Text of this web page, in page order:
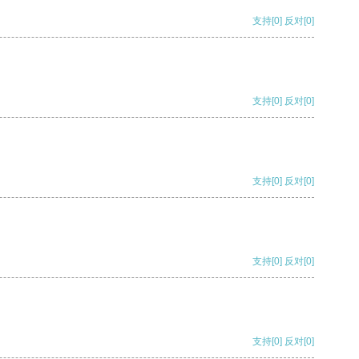
支持[0] 反对[0]
支持[0] 反对[0]
支持[0] 反对[0]
支持[0] 反对[0]
支持[0] 反对[0]